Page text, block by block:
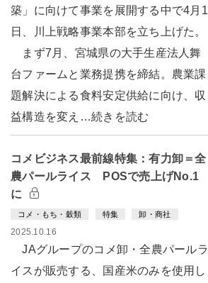
築」に向けて事業を展開する中で4月1
日、川上戦略事業本部を立ち上げた。
まず7月、宮城県の大手生産法人舞
台ファームと業務提携を締結。農業課
題解決による食料安定供給に向け、収
益構造を変え…続きを読む
コメビジネス最前線特集：有力卸＝全
農パールライス POSで売上げNo.1
に
コメ・もち・穀類 特集 卸・商社
2025.10.16
JAグループのコメ卸・全農パールラ
イスが販売する、国産米のみを使用し